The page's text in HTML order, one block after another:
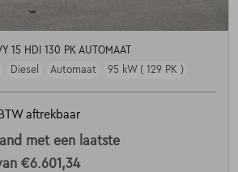
15 HDI 130 PK AUTOMAAT
Diesel Automaat 95 kW ( 129 PK )
BTW aftrekbaar
met een laatste
€6.601,34